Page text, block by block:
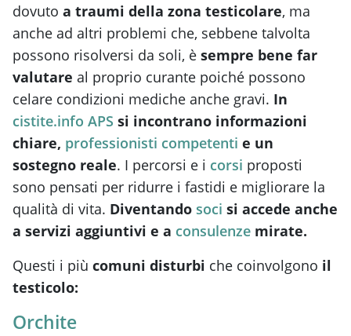
dovuto a traumi della zona testicolare, ma
anche ad altri problemi che, sebbene talvolta
possono risolversi da soli, è sempre bene far
valutare al proprio curante poiché possono
celare condizioni mediche anche gravi. In
cistite.info APS si incontrano informazioni
chiare, professionisti competenti e un
sostegno reale. I percorsi e i corsi proposti
sono pensati per ridurre i fastidi e migliorare la
qualità di vita. Diventando soci si accede anche
a servizi aggiuntivi e a consulenze mirate.
Questi i più comuni disturbi che coinvolgono il
testicolo:
Orchite